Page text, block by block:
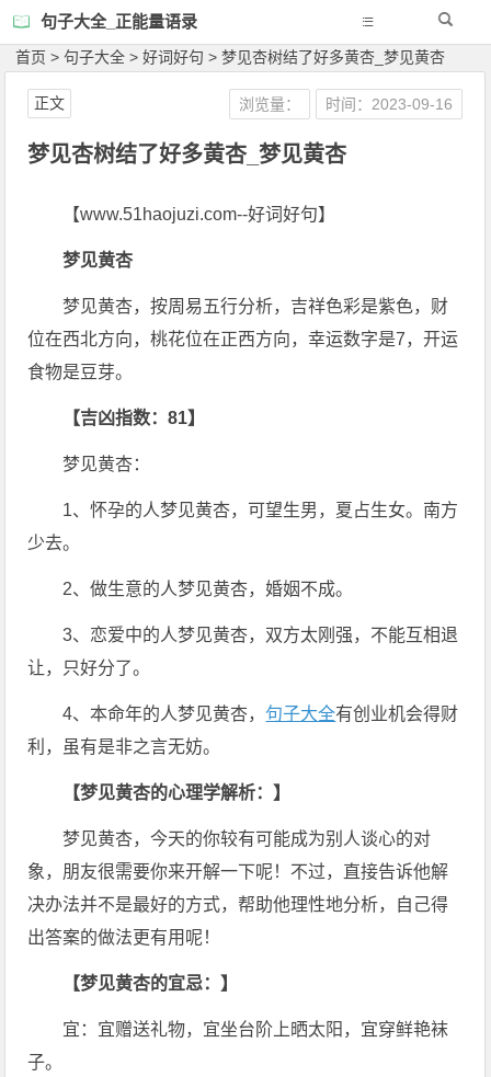
句子大全_正能量语录
首页 >句子大全 >好词好句 >梦见杏树结了好多黄杏_梦见黄杏
梦见杏树结了好多黄杏_梦见黄杏
浏览量： 时间：2023-09-16
正文
【www.51haojuzi.com--好词好句】
梦见黄杏
梦见黄杏，按周易五行分析，吉祥色彩是紫色，财
位在西北方向，桃花位在正西方向，幸运数字是7，开运
食物是豆芽。
【吉凶指数：81】
梦见黄杏：
1、怀孕的人梦见黄杏，可望生男，夏占生女。南方
少去。
2、做生意的人梦见黄杏，婚姻不成。
3、恋爱中的人梦见黄杏，双方太刚强，不能互相退
让，只好分了。
4、本命年的人梦见黄杏， 句子大全有创业机会得财
利，虽有是非之言无妨。
【梦见黄杏的心理学解析：】
梦见黄杏，今天的你较有可能成为别人谈心的对
象，朋友很需要你来开解一下呢！不过，直接告诉他解
决办法并不是最好的方式，帮助他理性地分析，自己得
出答案的做法更有用呢！
【梦见黄杏的宜忌：】
宜：宜赠送礼物，宜坐台阶上晒太阳，宜穿鲜艳袜
子。